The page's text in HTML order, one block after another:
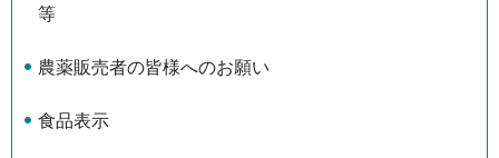
等
農薬販売者の皆様へのお願い
食品表示